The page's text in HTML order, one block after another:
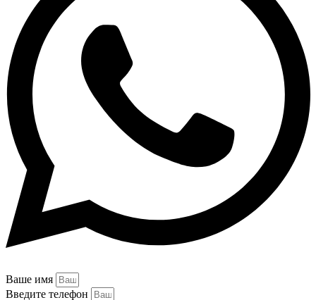
Ваше имя
Введите телефон